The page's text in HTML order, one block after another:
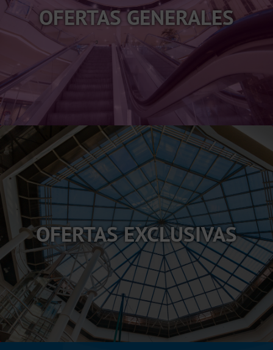
OFERTAS GENERALES
OFERTAS EXCLUSIVAS